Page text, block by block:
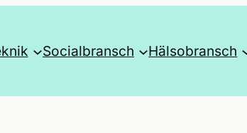
Socialbransch Hälsobransch